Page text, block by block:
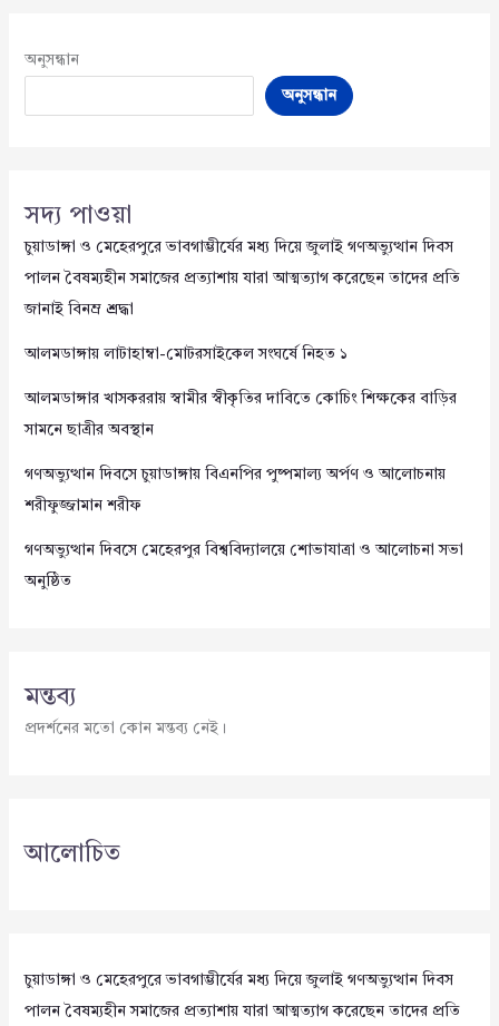
অনুসন্ধান
অনুসন্ধান
সদ্য পাওয়া
চুয়াডাঙ্গা ও মেহেরপুরে ভাবগাম্ভীর্যের মধ্য দিয়ে জুলাই গণঅভ্যুত্থান দিবস
পালন বৈষম্যহীন সমাজের প্রত্যাশায় যারা আত্মত্যাগ করেছেন তাদের প্রতি
জানাই বিনম্র শ্রদ্ধা
আলমডাঙ্গায় লাটাহাম্বা-মোটরসাইকেল সংঘর্ষে নিহত ১
আলমডাঙ্গার খাসকররায় স্বামীর স্বীকৃতির দাবিতে কোচিং শিক্ষকের বাড়ির
সামনে ছাত্রীর অবস্থান
গণঅভ্যুত্থান দিবসে চুয়াডাঙ্গায় বিএনপির পুষ্পমাল্য অর্পণ ও আলোচনায়
শরীফুজ্জামান শরীফ
গণঅভ্যুত্থান দিবসে মেহেরপুর বিশ্ববিদ্যালয়ে শোভাযাত্রা ও আলোচনা সভা
অনুষ্ঠিত
মন্তব্য
প্রদর্শনের মতো কোন মন্তব্য নেই।
আলোচিত
চুয়াডাঙ্গা ও মেহেরপুরে ভাবগাম্ভীর্যের মধ্য দিয়ে জুলাই গণঅভ্যুত্থান দিবস
পালন বৈষম্যহীন সমাজের প্রত্যাশায় যারা আত্মত্যাগ করেছেন তাদের প্রতি